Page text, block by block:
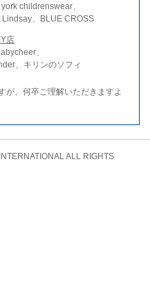
childrenswear、
、BLUE CROSS
店
、
、キリンのソフィ
が、何卒ご理解いただきますよ